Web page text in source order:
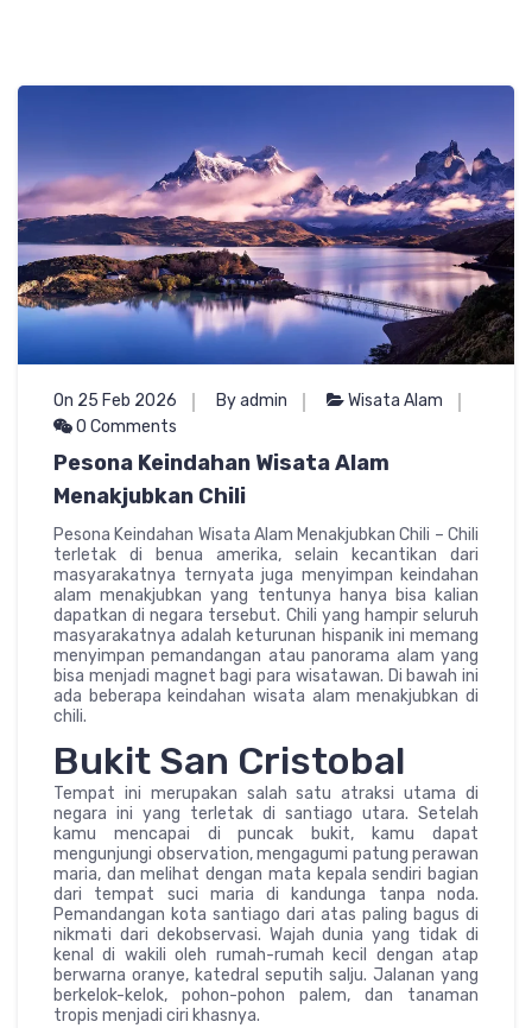
On 25 Feb 2026 By admin
Wisata Alam
0 Comments
Pesona Keindahan Wisata Alam
Menakjubkan Chili
Pesona Keindahan Wisata Alam Menakjubkan Chili – Chili
terletak di benua amerika, selain kecantikan dari
masyarakatnya ternyata juga menyimpan keindahan
alam menakjubkan yang tentunya hanya bisa kalian
dapatkan di negara tersebut. Chili yang hampir seluruh
masyarakatnya adalah keturunan hispanik ini memang
menyimpan pemandangan atau panorama alam yang
bisa menjadi magnet bagi para wisatawan. Di bawah ini
ada beberapa keindahan wisata alam menakjubkan di
chili.
Bukit San Cristobal
Tempat ini merupakan salah satu atraksi utama di
negara ini yang terletak di santiago utara. Setelah
kamu mencapai di puncak bukit, kamu dapat
mengunjungi observation, mengagumi patung perawan
maria, dan melihat dengan mata kepala sendiri bagian
dari tempat suci maria di kandunga tanpa noda.
Pemandangan kota santiago dari atas paling bagus di
nikmati dari dekobservasi. Wajah dunia yang tidak di
kenal di wakili oleh rumah-rumah kecil dengan atap
berwarna oranye, katedral seputih salju. Jalanan yang
berkelok-kelok, pohon-pohon palem, dan tanaman
tropis menjadi ciri khasnya.